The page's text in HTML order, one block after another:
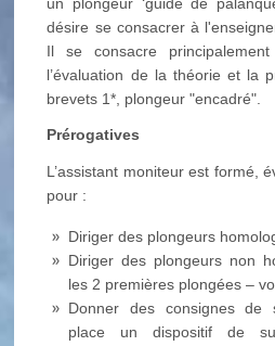
désire se consacrer à
Il se consacre
l’évaluation de la théorie et la
brevets 1*, plongeur "encadré".
Prérogatives
L’assistant moniteur est formé,
pour :
Diriger des plongeurs
Diriger des plongeurs non
les 2 premières plongées –
Donner des consignes de
place un dispositif de